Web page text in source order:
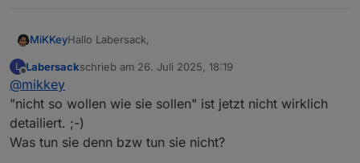
MiKKeyHallo Labersack,
ich hab hier 2 HM-LC-Sw4-DR 4 Kanal Aktor für
die nicht so wollen wie sie sollen.
Kannst du die anschauen und ggfls. wieder
herstellen?
Ggfls. Finden sich meine defekte Rolladenaktoren
Den ersten Beitrag hab ich gelesen und ich bin mit den
Bedingungen einverstanden!
L
Offline
Labersackschrieb am 26. Juli 2025, 18:19
zuletzt editiert von
@mikkey
"nicht so wollen wie sie sollen" ist jetzt nicht wirklich
detailiert. ;-)
Was tun sie denn bzw tun sie nicht?